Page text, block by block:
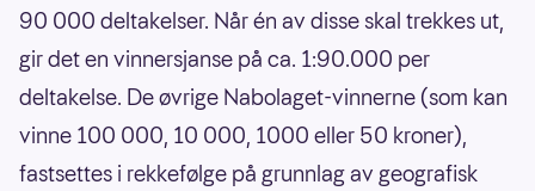
90 000 deltakelser. Når én av disse skal trekkes ut,
gir det en vinnersjanse på ca. 1:90.000 per
deltakelse. De øvrige Nabolaget-vinnerne (som kan
vinne 100 000, 10 000, 1000 eller 50 kroner),
fastsettes i rekkefølge på grunnlag av geografisk